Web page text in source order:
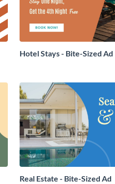
Hotel Stays - Bite-Sized Ad
Real Estate - Bite-Sized Ad